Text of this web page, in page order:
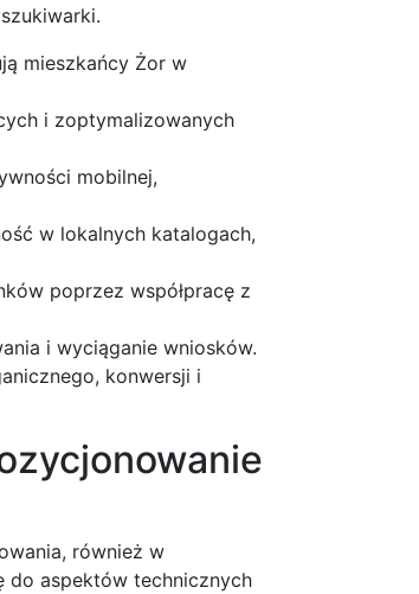
mieszkańcy Żor w
i zoptymalizowanych
mobilnej,
w lokalnych katalogach,
poprzez współpracę z
i wyciąganie wniosków.
konwersji i
również w
do aspektów technicznych